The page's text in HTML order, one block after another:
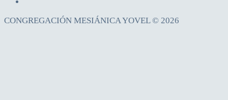
CONGREGACIÓN MESIÁNICA YOVEL © 2026